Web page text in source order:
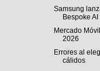
Samsung
Bespoke AI
Mercado
2026
Errores al
cálidos